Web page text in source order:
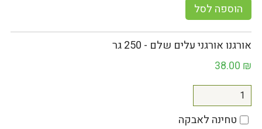
הוספה לסל
אורגנו אורגני עלים שלם - 250 גר
38.00 ₪
טחינה לאבקה